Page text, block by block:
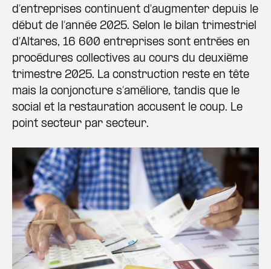
d’entreprises continuent d'augmenter depuis le
début de l’année 2025. Selon le bilan trimestriel
d’Altares, 16 600 entreprises sont entrées en
procédures collectives au cours du deuxième
trimestre 2025. La construction reste en tête
mais la conjoncture s’améliore, tandis que le
social et la restauration accusent le coup. Le
point secteur par secteur.